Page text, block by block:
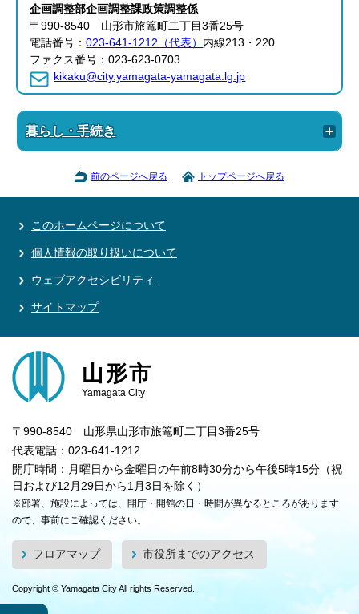
企画調整部企画調整課政策調整係
〒990-8540 山形市旅篭町二丁目3番25号
電話番号：023-641-1212（代表） 内線213・220
ファクス番号：023-623-0703
kikaku@city.yamagata-yamagata.lg.jp
暮らし・手続き
前のページへ戻る トップページへ戻る
このホームページについて
個人情報の取り扱いについて
ウェブアクセシビリティ
サイトマップ
山形市
Yamagata City
〒990-8540 山形県山形市旅篭町二丁目3番25号
代表電話：023-641-1212
開庁時間：月曜日から金曜日の午前8時30分から午後5時15分（祝
日および12月29日から1月3日を除く）
※部署、施設によっては、開庁・開館の日・時間が異なるところがあります
ので、事前にご確認ください。
フロアマップ 市役所までのアクセス
Copyright © Yamagata City All rights Reserved.